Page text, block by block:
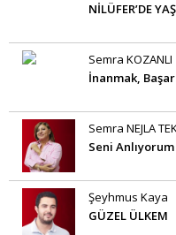
NİLÜFER’DE
Semra KOZANLI
İnanmak,
Semra NEJLA
Seni
Şeyhmus Kaya
GÜZEL ÜLKEM